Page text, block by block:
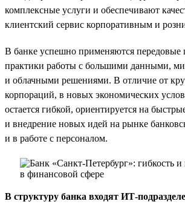
комплексные услуги и обеспечивают
клиентский сервис корпоративным и
В банке успешно применяются передовые
практики работы с большими данными,
и облачными решениями. В отличие от
корпораций, в новых экономических
остается гибкой, ориентируется на
и внедрение новых идей на рынке
и в работе с персоналом.
В структуру банка входят ИТ-